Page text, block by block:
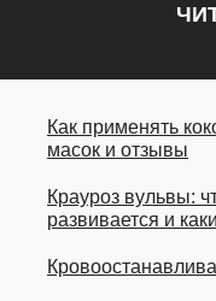
Как применять
масок и отзывы
Крауроз вульвы:
развивается и